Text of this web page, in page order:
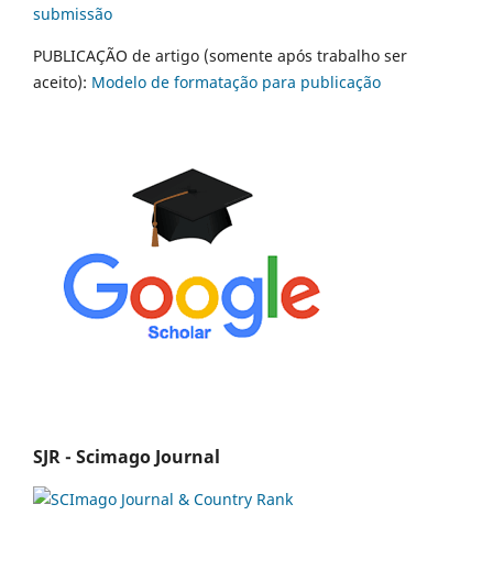
submissão
PUBLICAÇÃO de artigo (somente após trabalho ser
aceito): Modelo de formatação para publicação
SJR - Scimago Journal